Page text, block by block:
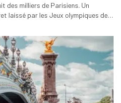
des milliers de Parisiens. Un
laissé par les Jeux olympiques de…